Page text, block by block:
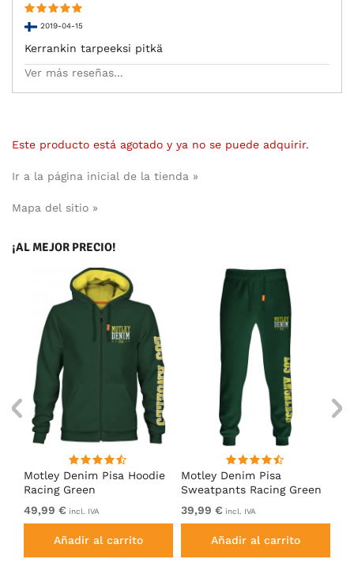
2019-04-15
Kerrankin tarpeeksi pitkä
Ver más reseñas...
Este producto está agotado y ya no se puede adquirir.
Ir a la página inicial de la tienda »
Mapa del sitio »
¡AL MEJOR PRECIO!
Motley Denim Pisa Hoodie
Racing Green
49,99 € incl. IVA
Añadir al carrito
Motley Denim Pisa
Sweatpants Racing Green
39,99 € incl. IVA
Añadir al carrito